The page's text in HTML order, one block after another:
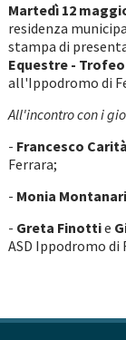
Martedì 12
residenza
stampa di
Equestre -
all'Ippodromo di
All'incontro con i
- Francesco
Ferrara;
- Monia Montanari
- Greta Finottie
ASD Ippodromo di